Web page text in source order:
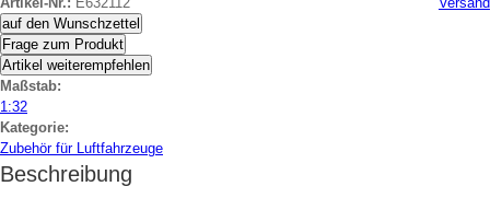
auf den Wunschzettel
Frage zum Produkt
Artikel weiterempfehlen
Maßstab:
1:32
Kategorie:
Zubehör für Luftfahrzeuge
Beschreibung